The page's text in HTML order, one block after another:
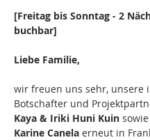
[Freitag bis Sonntag - 2
buchbar]
Liebe Familie,
wir freuen uns sehr, unsere
Botschafter und
Kaya & Iriki Huni Kuin sowie
Karine Canela erneut in